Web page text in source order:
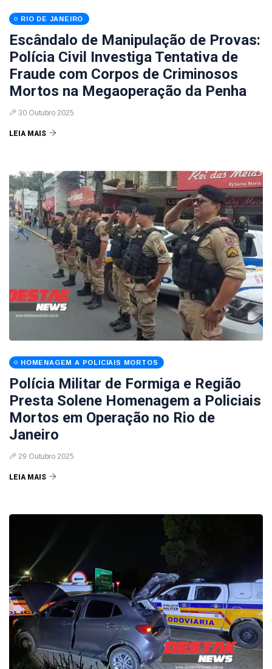
RIO DE JANEIRO
Escândalo de Manipulação de Provas:
Polícia Civil Investiga Tentativa de
Fraude com Corpos de Criminosos
Mortos na Megaoperação da Penha
30 Outubro 2025
LEIA MAIS
HOMENAGEM A POLICIAIS MORTOS
Polícia Militar de Formiga e Região
Presta Solene Homenagem a Policiais
Mortos em Operação no Rio de
Janeiro
29 Outubro 2025
LEIA MAIS